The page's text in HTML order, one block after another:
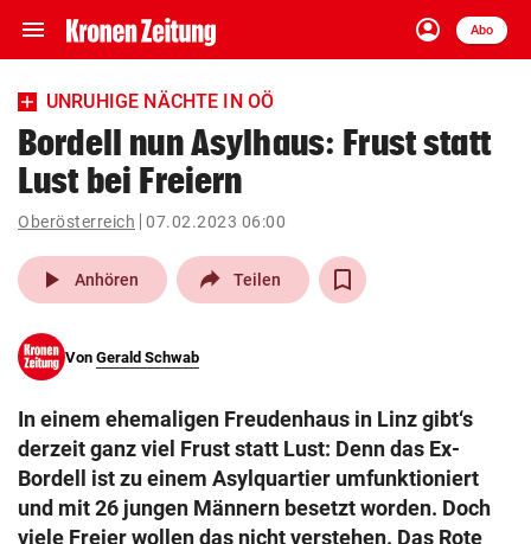
menu Navigation
ein-/ausklappen
account_circle
Anmelden
Abo
close Schließen
account_circle Anmelden
pin_drop
Wien arrow_right
search
eingeben
UNRUHIGE NÄCHTE IN OÖ
Bordell nun Asylhaus: Frust statt
Lust bei Freiern
Oberösterreich 07.02.2023 06:00
play_arrow Anhören Teilen
Von Gerald Schwab
In einem ehemaligen Freudenhaus in Linz gibt‘s
derzeit ganz viel Frust statt Lust: Denn das Ex-
Bordell ist zu einem Asylquartier umfunktioniert
und mit 26 jungen Männern besetzt worden. Doch
viele Freier wollen das nicht verstehen. Das Rote